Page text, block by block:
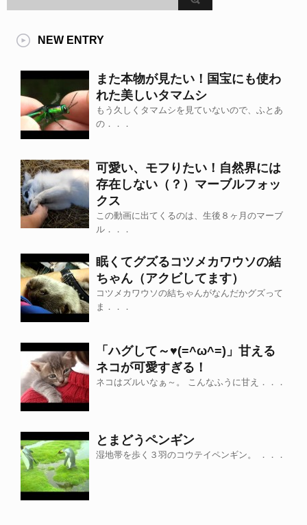
NEW ENTRY
また本物が見たい！国宝にも使わ
れた美しいタマムシ
もう久しくタマムシを見ていないので、ふとあ
の．．．
可愛い、モフりたい！自然界には
存在しない（？）マーブルフォッ
クス
この動画に出てくるのは、生後８ヶ月のマーブ
ル．．．
眠くてグズるコツメカワウソの結
ちゃん（アクビしてます）
コツメカワウソの結ちゃんがなんだかグズって
ま．．．
「ハグして～♥(=^ω^=)」甘える
ネコが可愛すぎる！
ネコはズルいなぁ～。 こんなふうに甘え．．．
とまどうペンギン
湿地帯を歩く３羽のコウテイペンギン。 ．．．